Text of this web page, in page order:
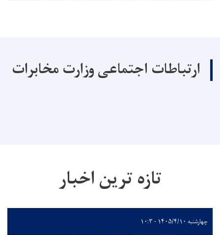
ارتباطات اجتماعی وزارت مخابرات
تازه ترین اخبار
چهارشنبه ۱۴۰۵/۴/۱۰ - ۱۰:۳